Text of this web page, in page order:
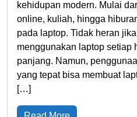
kehidupan modern. Mulai
online, kuliah, hingga
pada laptop. Tidak heran
menggunakan laptop setiap
panjang. Namun,
yang tepat bisa membuat
[…]